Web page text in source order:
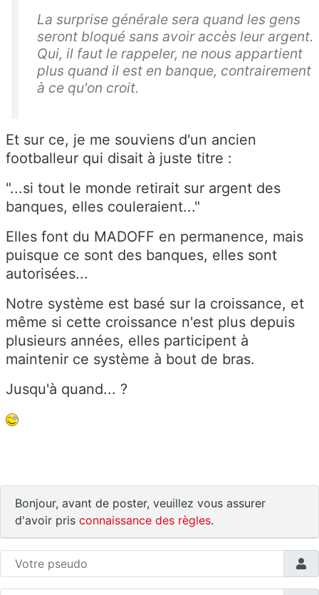
La surprise générale sera quand les gens
seront bloqué sans avoir accès leur argent.
Qui, il faut le rappeler, ne nous appartient
plus quand il est en banque, contrairement
à ce qu'on croit.
Et sur ce, je me souviens d'un ancien
footballeur qui disait à juste titre :
"...si tout le monde retirait sur argent des
banques, elles couleraient..."
Elles font du MADOFF en permanence, mais
puisque ce sont des banques, elles sont
autorisées...
Notre système est basé sur la croissance, et
même si cette croissance n'est plus depuis
plusieurs années, elles participent à
maintenir ce système à bout de bras.
Jusqu'à quand... ?
Bonjour, avant de poster, veuillez vous assurer
d'avoir pris connaissance des règles.